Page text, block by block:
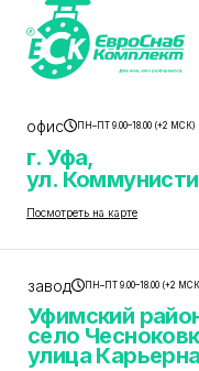
офис ПН–ПТ 9.00–18.00 (+2 МСК)
г. Уфа,
ул.
Посмотреть на карте
завод ПН–ПТ 9.00–18.00 (+2
Уфимский
село
улица